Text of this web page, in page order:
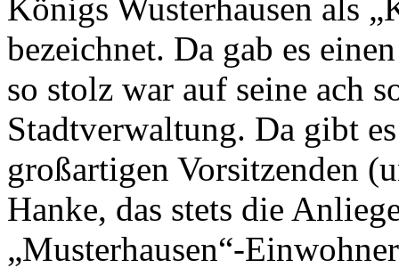
Königs Wusterhausen als
bezeichnet. Da gab es
so stolz war auf seine ach
Stadtverwaltung. Da gibt
großartigen Vorsitzenden
Hanke, das stets die
„Musterhausen“-